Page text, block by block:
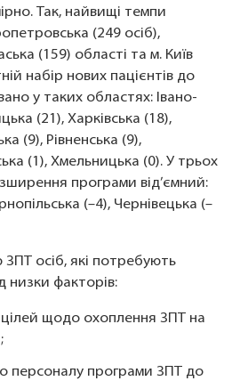
Так, найвищі темпи
(249 осіб),
(159) області та м. Київ
набір нових пацієнтів до
у таких областях: Івано-
(21), Харківська (18),
(9), Рівненська (9),
(1), Хмельницька (0). У трьох
програми від’ємний:
(–4), Чернівецька (–
осіб, які потребують
низки факторів:
цілей щодо охоплення ЗПТ на
персоналу програми ЗПТ до